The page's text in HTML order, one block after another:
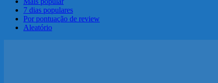
7 dias populares
Por pontuação de review
Aleatório